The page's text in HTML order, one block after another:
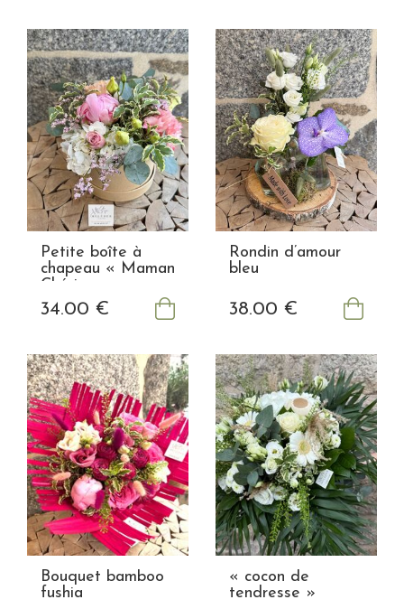
Petite boîte à
chapeau « Maman
Chérie »
34.00 €
Rondin d’amour
bleu
38.00 €
Bouquet bamboo
fushia
« cocon de
tendresse »